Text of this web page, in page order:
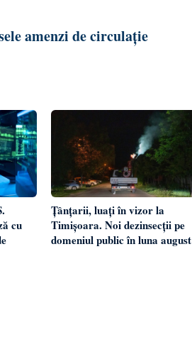
amenzi de circulație
cu
Țânțarii, luați în vizor la
Timișoara. Noi dezinsecții pe
domeniul public în luna august